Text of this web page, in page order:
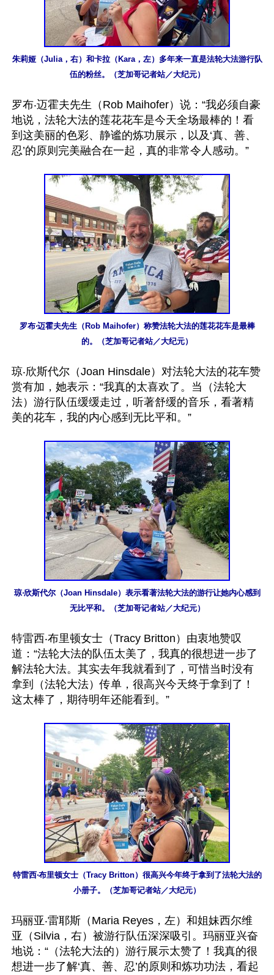
朱莉娅（Julia，右）和卡拉（Kara，左）多年来一直是法轮大法游行队
伍的粉丝。（芝加哥记者站／大纪元）
罗布‧迈霍夫先生（Rob Maihofer）说：“我必须自豪
地说，法轮大法的莲花花车是今天全场最棒的！看
到这美丽的色彩、静谧的炼功展示，以及‘真、善、
忍’的原则完美融合在一起，真的非常令人感动。”
罗布‧迈霍夫先生（Rob Maihofer）称赞法轮大法的莲花花车是最棒
的。（芝加哥记者站／大纪元）
琼‧欣斯代尔（Joan Hinsdale）对法轮大法的花车赞
赏有加，她表示：“我真的太喜欢了。当（法轮大
法）游行队伍缓缓走过，听著舒缓的音乐，看著精
美的花车，我的内心感到无比平和。”
琼‧欣斯代尔（Joan Hinsdale）表示看著法轮大法的游行让她内心感到
无比平和。（芝加哥记者站／大纪元）
特雷西‧布里顿女士（Tracy Britton）由衷地赞叹
道：“法轮大法的队伍太美了，我真的很想进一步了
解法轮大法。其实去年我就看到了，可惜当时没有
拿到（法轮大法）传单，很高兴今天终于拿到了！
这太棒了，期待明年还能看到。”
特雷西‧布里顿女士（Tracy Britton）很高兴今年终于拿到了法轮大法的
小册子。（芝加哥记者站／大纪元）
玛丽亚‧雷耶斯（Maria Reyes，左）和姐妹西尔维
亚（Silvia，右）被游行队伍深深吸引。玛丽亚兴奋
地说：“（法轮大法的）游行展示太赞了！我真的很
想进一步了解‘真、善、忍’的原则和炼功功法，看起